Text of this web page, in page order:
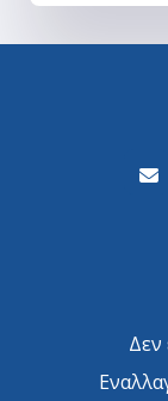
Δεν